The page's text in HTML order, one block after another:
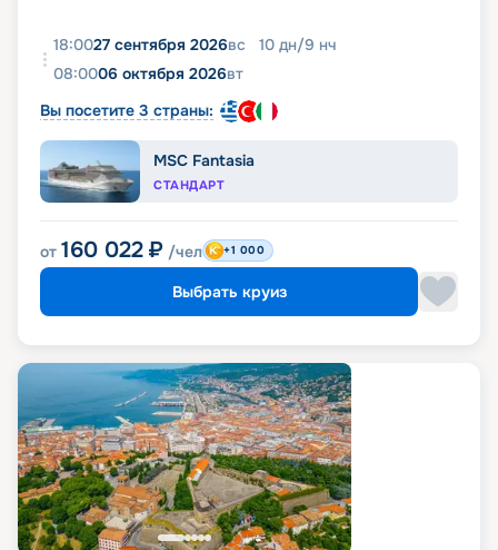
18:0027 сентября 2026вс 10 дн/9 нч
08:0006 октября 2026вт
Вы посетите 3 страны:
MSC Fantasia
СТАНДАРТ
от 160 022 ₽ /чел +1 000
Выбрать круиз